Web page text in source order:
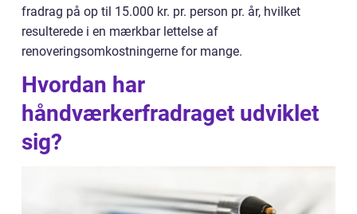
fradrag på op til 15.000 kr. pr. person pr. år, hvilket
resulterede i en mærkbar lettelse af
renoveringsomkostningerne for mange.
Hvordan har
håndværkerfradraget udviklet
sig?